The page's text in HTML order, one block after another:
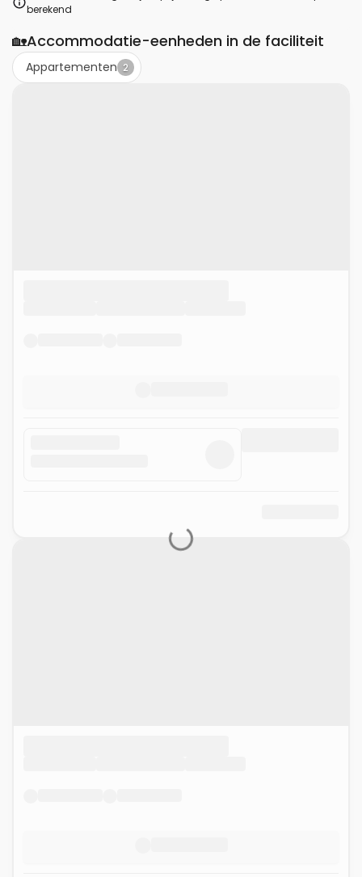
berekend
🏡Accommodatie-eenheden in de faciliteit
Appartementen 2